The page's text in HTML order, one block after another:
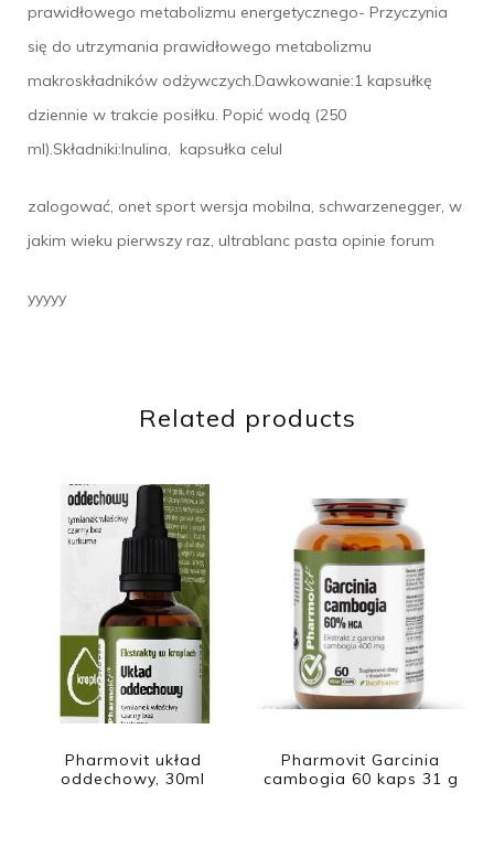
prawidłowego metabolizmu energetycznego- Przyczynia
się do utrzymania prawidłowego metabolizmu
makroskładników odżywczych.Dawkowanie:1 kapsułkę
dziennie w trakcie posiłku. Popić wodą (250
ml).Składniki:Inulina, kapsułka celul
zalogować, onet sport wersja mobilna, schwarzenegger, w
jakim wieku pierwszy raz, ultrablanc pasta opinie forum
yyyyy
Related products
Pharmovit układ
oddechowy, 30ml
Pharmovit Garcinia
cambogia 60 kaps 31 g